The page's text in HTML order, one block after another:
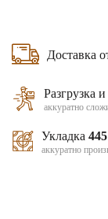
Доставка
Разгрузка
аккуратно
Укладка
аккуратно